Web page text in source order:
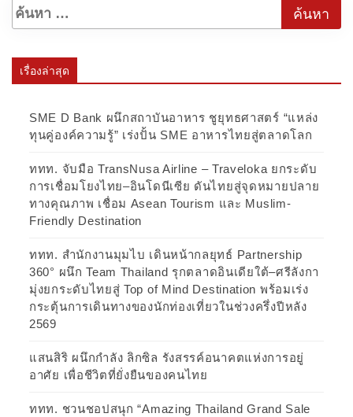
เรื่องล่าสุด
SME D Bank ผนึกสถาบันอาหาร ชูยุทธศาสตร์ “แหล่ง
ทุนคู่องค์ความรู้” เร่งปั้น SME อาหารไทยสู่ตลาดโลก
ททท. จับมือ TransNusa Airline – Traveloka ยกระดับ
การเชื่อมโยงไทย–อินโดนีเซีย ดันไทยสู่จุดหมายปลาย
ทางคุณภาพ เชื่อม Asean Tourism และ Muslim-
Friendly Destination
ททท. สำนักงานมุมไบ เดินหน้ากลยุทธ์ Partnership
360° ผนึก Team Thailand รุกตลาดอินเดียใต้–ศรีลังกา
มุ่งยกระดับไทยสู่ Top of Mind Destination พร้อมเร่ง
กระตุ้นการเดินทางของนักท่องเที่ยวในช่วงครึ่งปีหลัง
2569
แสนสิริ ผนึกกำลัง ลิกซิล รังสรรค์อนาคตแห่งการอยู่
อาศัย เพื่อชีวิตที่ยั่งยืนของคนไทย
ททท. ชวนชอปสนุก “Amazing Thailand Grand Sale